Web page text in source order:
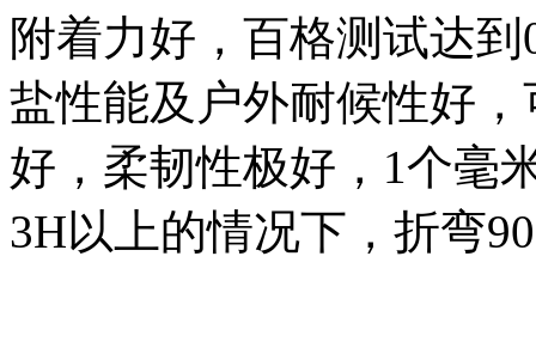
附着力好，百格测试达
盐性能及户外耐候性好
好，柔韧性极好，1个毫
3H以上的情况下，折弯